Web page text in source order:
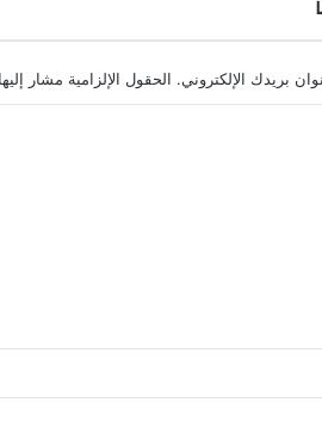
بريدك الإلكتروني. الحقول الإلزامية مشار